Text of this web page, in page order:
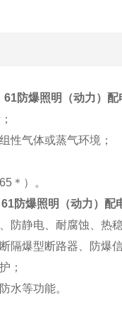
61防爆照明（动力）配
性气体或蒸气环境；
＊）。
防爆照明（动力）配
防静电、耐腐蚀、热
隔爆型断路器、防爆
；
水等功能。